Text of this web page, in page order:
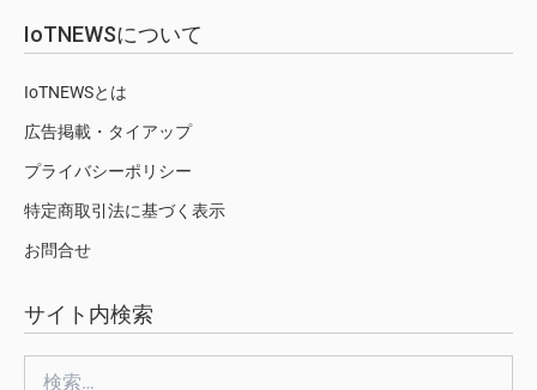
IoTNEWSについて
IoTNEWSとは
広告掲載・タイアップ
プライバシーポリシー
特定商取引法に基づく表示
お問合せ
サイト内検索